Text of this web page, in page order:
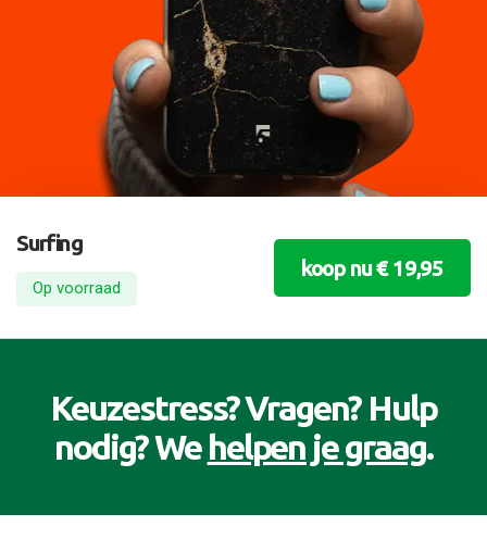
Surfing
Op voorraad
koop nu € 19,95
Keuzestress? Vragen? Hulp
nodig? Wehelpen je graag.